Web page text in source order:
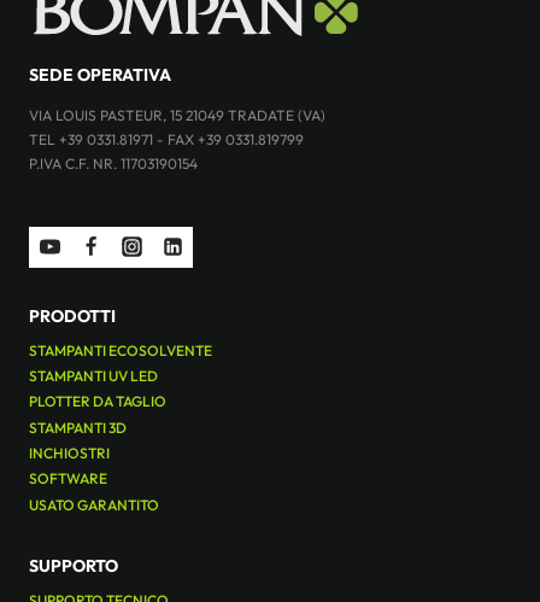
SEDE OPERATIVA
VIA LOUIS PASTEUR, 15 21049 TRADATE (VA)
TEL +39 0331.81971 - FAX +39 0331.819799
P.IVA C.F. NR. 11703190154
PRODOTTI
STAMPANTI ECOSOLVENTE
STAMPANTI UV LED
PLOTTER DA TAGLIO
STAMPANTI 3D
INCHIOSTRI
SOFTWARE
USATO GARANTITO
SUPPORTO